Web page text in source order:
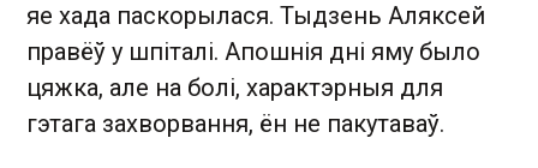
яе хада паскорылася. Тыдзень Аляксей
правёў у шпіталі. Апошнія дні яму было
цяжка, але на болі, характэрныя для
гэтага захворвання, ён не пакутаваў.